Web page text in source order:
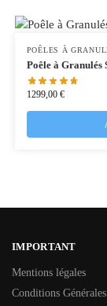
POÊLES À
Poêle à
1299,00 €
IMPORTANT
Mentions légales
Conditions